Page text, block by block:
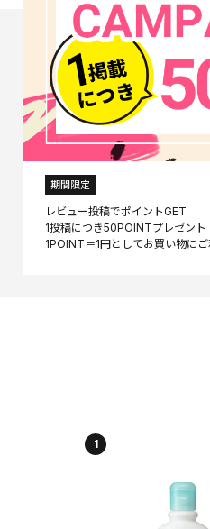
期間限定
レビュー投稿でポイントGET
1投稿につき50POINTプレゼント
1